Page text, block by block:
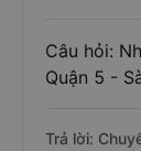
Câu hỏi:
Quận 5 -
Trả lời: